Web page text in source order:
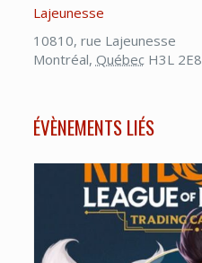
Lajeunesse
10810, rue Lajeunesse
Montréal, Québec H3L 2E8
ÉVÈNEMENTS LIÉS